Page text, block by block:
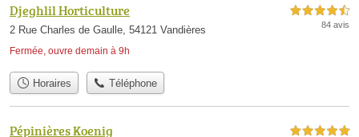
Djeghlil Horticulture
2 Rue Charles de Gaulle, 54121 Vandières
Fermée, ouvre demain à 9h
4,5 étoiles sur 5
84 avis
Horaires Téléphone
Pépinières Koenig 5,0 étoiles sur 5